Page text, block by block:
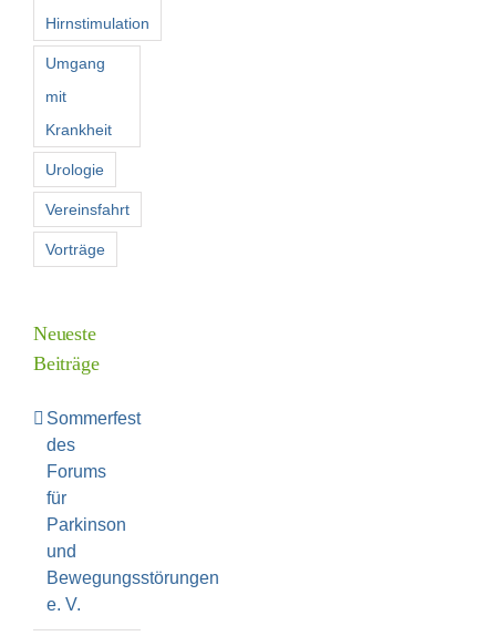
Hirnstimulation
Umgang
mit
Krankheit
Urologie
Vereinsfahrt
Vorträge
Neueste
Beiträge
Sommerfest
des
Forums
für
Parkinson
und
Bewegungsstörungen
e. V.